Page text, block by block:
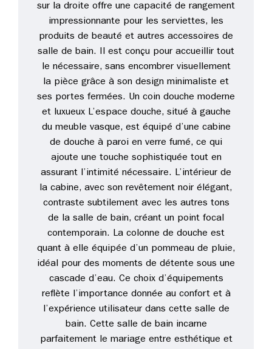
sur la droite offre une capacité de rangement
impressionnante pour les serviettes, les
produits de beauté et autres accessoires de
salle de bain. Il est conçu pour accueillir tout
le nécessaire, sans encombrer visuellement
la pièce grâce à son design minimaliste et
ses portes fermées. Un coin douche moderne
et luxueux L’espace douche, situé à gauche
du meuble vasque, est équipé d’une cabine
de douche à paroi en verre fumé, ce qui
ajoute une touche sophistiquée tout en
assurant l’intimité nécessaire. L’intérieur de
la cabine, avec son revêtement noir élégant,
contraste subtilement avec les autres tons
de la salle de bain, créant un point focal
contemporain. La colonne de douche est
quant à elle équipée d’un pommeau de pluie,
idéal pour des moments de détente sous une
cascade d’eau. Ce choix d’équipements
reflète l’importance donnée au confort et à
l’expérience utilisateur dans cette salle de
bain. Cette salle de bain incarne
parfaitement le mariage entre esthétique et